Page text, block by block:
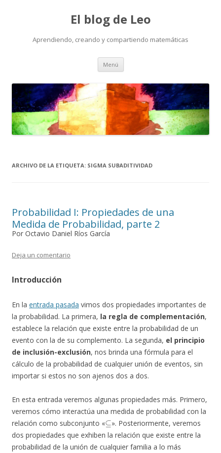
El blog de Leo
Aprendiendo, creando y compartiendo matemáticas
Menú Saltar
contenido
ARCHIVO DE LA ETIQUETA: SIGMA SUBADITIVIDAD
Probabilidad I: Propiedades de una
Medida de Probabilidad, parte 2
Por Octavio Daniel Ríos García
Deja un comentario
Introducción
En la entrada pasada vimos dos propiedades importantes de
la probabilidad. La primera, la regla de complementación,
establece la relación que existe entre la probabilidad de un
evento con la de su complemento. La segunda, el principio
de inclusión-exclusión, nos brinda una fórmula para el
cálculo de la probabilidad de cualquier unión de eventos, sin
importar si estos no son ajenos dos a dos.
En esta entrada veremos algunas propiedades más. Primero,
veremos cómo interactúa una medida de probabilidad con la
relación como subconjunto «
⊆
». Posteriormente, veremos
dos propiedades que exhiben la relación que existe entre la
probabilidad de la unión de cualquier familia a lo más